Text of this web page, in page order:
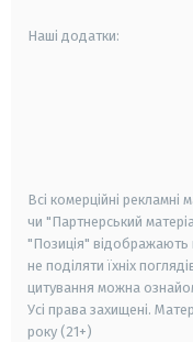
Наші додатки:
Всі комерційні рекламні
чи "Партнерський
"Позиція" відображають
не поділяти їхніх
цитування можна
Усі права захищені.
року (21+)